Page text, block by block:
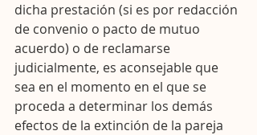
dicha prestación (si es por redacción
de convenio o pacto de mutuo
acuerdo) o de reclamarse
judicialmente, es aconsejable que
sea en el momento en el que se
proceda a determinar los demás
efectos de la extinción de la pareja